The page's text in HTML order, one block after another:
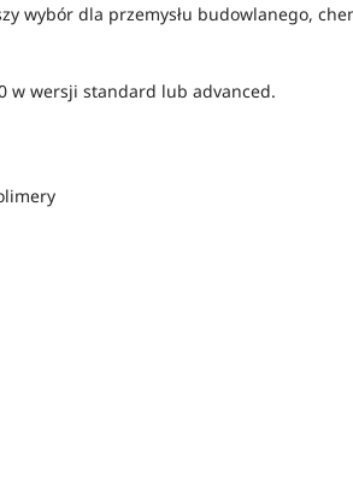
wybór dla przemysłu budowlanego,
w wersji standard lub advanced.